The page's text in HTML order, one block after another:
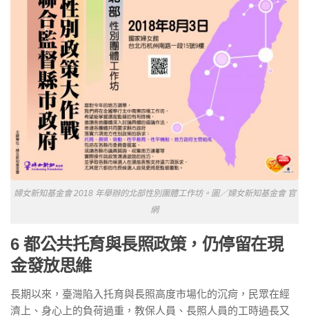
婦女新知基金會 2018 年舉辦的北部性別團體工作坊。圖／婦女新知基金會 官
網
6 都公共托育與長照政策，仍停留在現
金發放思維
長期以來，臺灣陷入托育與長照高度市場化的沉疴，民眾在經
濟上、身心上的負荷過重，教保人員、長照人員的工時過長又